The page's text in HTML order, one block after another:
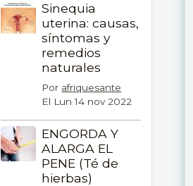
Sinequia
uterina: causas,
síntomas y
remedios
naturales
Por afriquesante
El Lun 14 nov 2022
ENGORDA Y
ALARGA EL
PENE (Té de
hierbas)